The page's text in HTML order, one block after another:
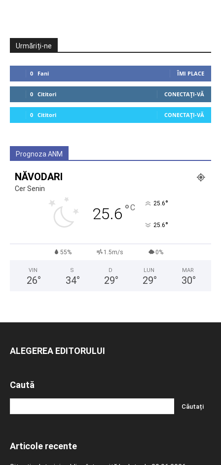
Urmăriți-ne
0 Fani ÎMI PLACE
0 Cititori CONECTAȚI-VĂ
0 Cititori CONECTAȚI-VĂ
Prognoza ANM
NĂVODARI
Cer Senin
25.6 °C 25.6°
25.6°
55% 1.5m/s 0%
VIN
26°
S
34°
D
29°
LUN
29°
MAR
30°
ALEGEREA EDITORULUI
Caută
Articole recente